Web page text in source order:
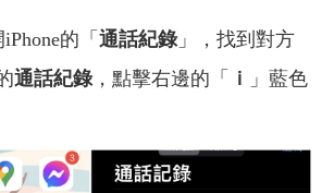
的「 通話紀錄」，找到對方
通話紀錄，點擊右邊的「 ｉ
」藍色